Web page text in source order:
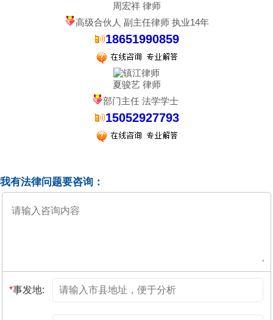
周宏祥 律师
高级合伙人 副主任律师 执业14年
18651990859
夏骏艺 律师
部门主任 法学学士
15052927793
我有法律问题要咨询：
*事发地: